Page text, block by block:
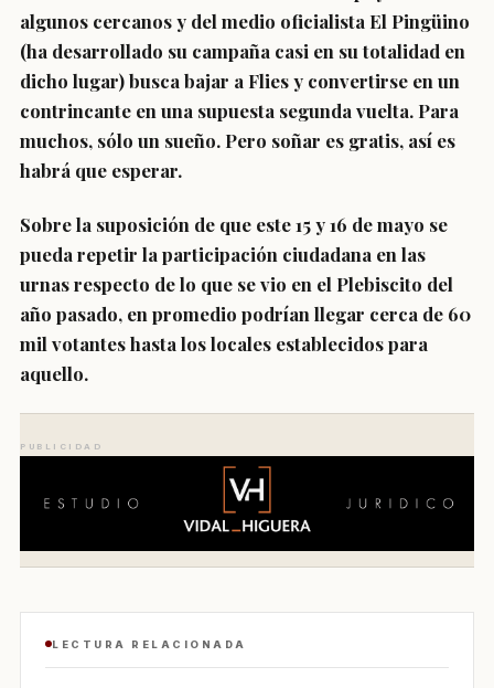
algunos cercanos y del medio oficialista El Pingüino
(ha desarrollado su campaña casi en su totalidad en
dicho lugar) busca bajar a Flies y convertirse en un
contrincante en una supuesta segunda vuelta. Para
muchos, sólo un sueño. Pero soñar es gratis, así es
habrá que esperar.
Sobre la suposición de que este 15 y 16 de mayo se
pueda repetir la participación ciudadana en las
urnas respecto de lo que se vio en el Plebiscito del
año pasado, en promedio podrían llegar cerca de 60
mil votantes hasta los locales establecidos para
aquello.
PUBLICIDAD
LECTURA RELACIONADA